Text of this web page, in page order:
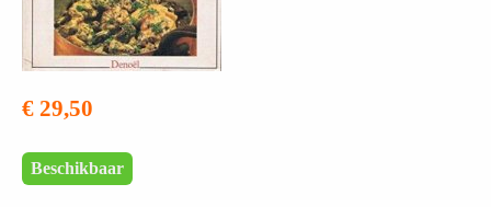
€ 29,50
Beschikbaar